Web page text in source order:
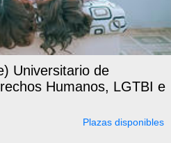
Universitario de
Humanos, LGTBI e
Plazas disponibles